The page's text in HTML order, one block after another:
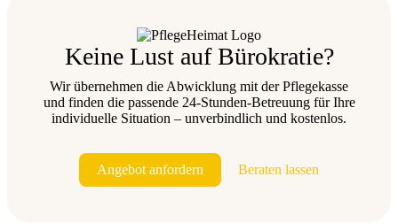
Keine Lust auf Bürokratie?
Wir übernehmen die Abwicklung mit der Pflegekasse
und finden die passende 24-Stunden-Betreuung für Ihre
individuelle Situation – unverbindlich und kostenlos.
Angebot anfordern Beraten lassen